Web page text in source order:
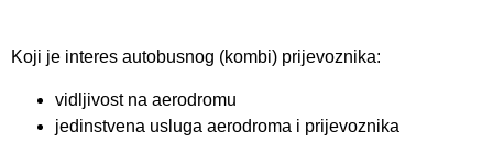
Koji je interes autobusnog (kombi) prijevoznika:
vidljivost na aerodromu
jedinstvena usluga aerodroma i prijevoznika